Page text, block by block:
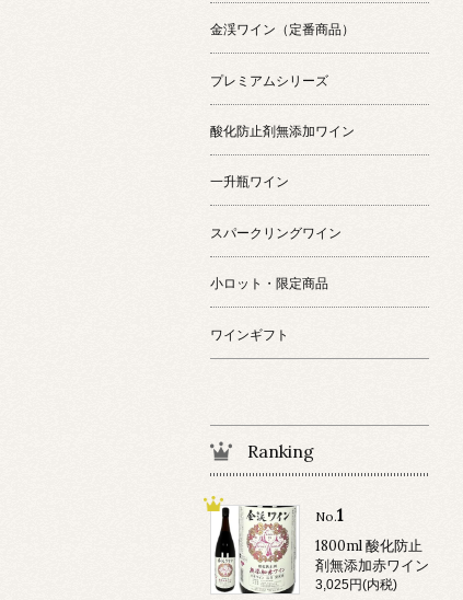
金渓ワイン（定番商品）
プレミアムシリーズ
酸化防止剤無添加ワイン
一升瓶ワイン
スパークリングワイン
小ロット・限定商品
ワインギフト
Ranking
No.1
1800ml 酸化防止
剤無添加赤ワイン
3,025円(内税)